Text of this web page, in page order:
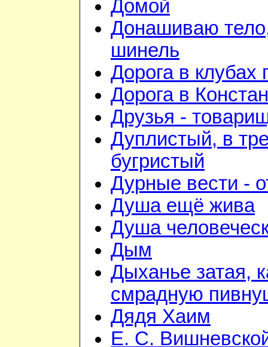
Домой
Донашиваю
шинель
Дорога в клубах
Дорога в
Друзья -
Дуплистый, в
бугристый
Дурные вести -
Душа ещё жива
Душа
Дым
Дыханье затая,
смрадную
Дядя Хаим
Е. С.